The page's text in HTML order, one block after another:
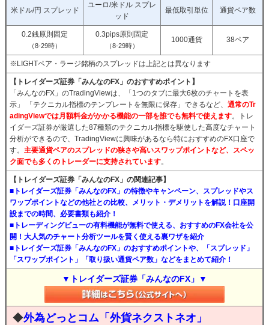
米ドル/円 スプレッド
ユーロ/米ドル スプレ
ッド
最低取引単位 通貨ペア数
0.2銭原則固定
（8-29時）
0.3pips原則固定
（8-29時）
1000通貨 38ペア
※LIGHTペア・ラージ銘柄のスプレッドは上記とは異なります
【トレイダーズ証券「みんなのFX」のおすすめポイント】
「みんなのFX」のTradingViewは、「1つのタブに最大6枚のチャートを表
示」 「テクニカル指標のテンプレートを無限に保存」できるなど、 通常のTr
adingViewでは月額料金がかかる機能の一部を誰でも無料で使えます。トレ
イダーズ証券が厳選した87種類のテクニカル指標を駆使した高度なチャート
分析ができるので、TradingViewに興味があるなら特におすすめのFX口座で
す。 主要通貨ペアのスプレッドの狭さや高いスワップポイントなど、スペッ
ク面でも多くのトレーダーに支持されています。
【トレイダーズ証券「みんなのFX」の関連記事】
■トレイダーズ証券「みんなのFX」の特徴やキャンペーン、スプレッドやス
ワップポイントなどの他社との比較、メリット・デメリットを解説！口座開
設までの時間、必要書類も紹介！
■トレーディングビューの有料機能が無料で使える、おすすめのFX会社を公
開！大人気のチャート分析ツールを賢く使える裏ワザを紹介
■トレイダーズ証券「みんなのFX」のおすすめポイントや、「スプレッド」
「スワップポイント」「取り扱い通貨ペア数」などをまとめて紹介！
▼トレイダーズ証券「みんなのFX」▼
◆外為どっとコム「外貨ネクストネオ」